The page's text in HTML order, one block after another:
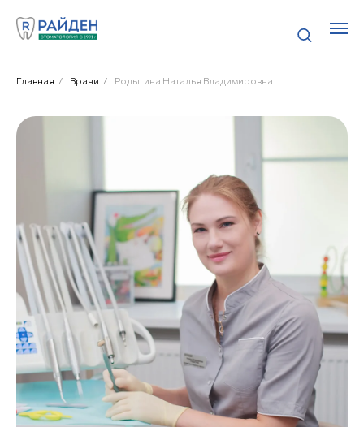
Главная / Врачи / Родыгина Наталья Владимировна